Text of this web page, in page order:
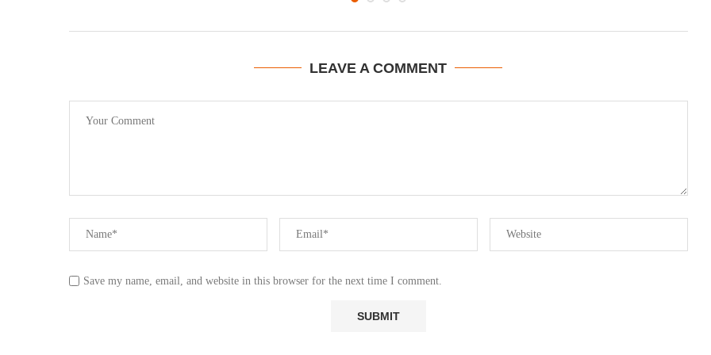
LEAVE A COMMENT
Save my name, email, and website in this browser for the next time I comment.